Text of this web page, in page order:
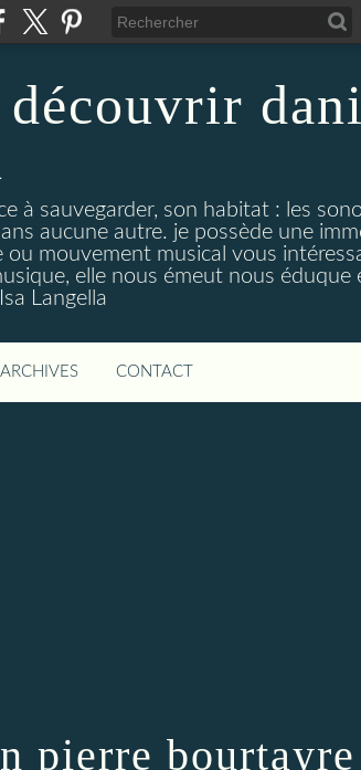
à sauvegarder, son habitat : les
aucune autre. je possède une
mouvement musical vous
elle nous émeut nous éduque
Langella
ARCHIVES CONTACT
pierre bourtayre